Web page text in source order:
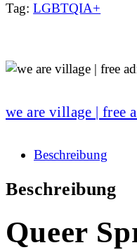
Tag: LGBTQIA+
we are village | free
Beschreibung
Beschreibung
Queer